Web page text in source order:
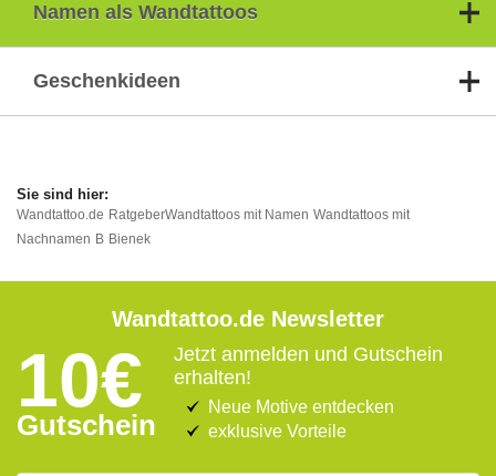
Namen als Wandtattoos
Geschenkideen
Wandtattoo.de RatgeberWandtattoos mit Namen Wandtattoos mit
Nachnamen B Bienek
Wandtattoo.de Newsletter
10€
Gutschein
Jetzt anmelden und Gutschein
erhalten!
Neue Motive entdecken
exklusive Vorteile